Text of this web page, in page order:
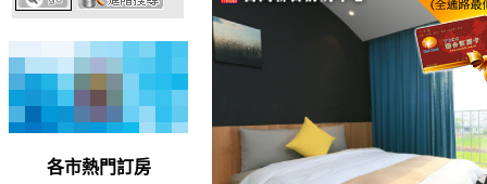
各市熱門訂房